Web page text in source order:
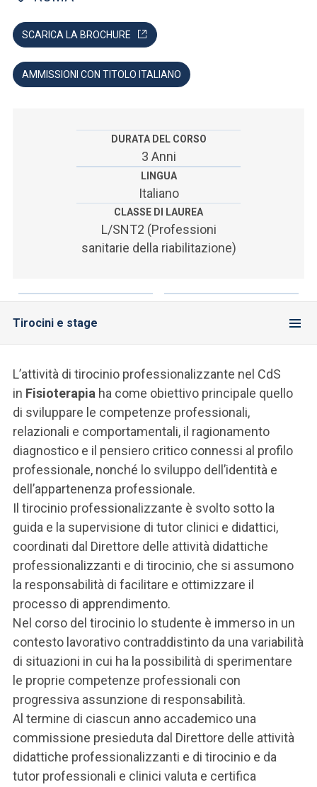
SEI UN DOCENTE O UN MEMBRO DELLO STAFF
ACCEDI A CLOUDMAIL
SCARICA LA BROCHURE
AMMISSIONI CON TITOLO ITALIANO
DURATA DEL CORSO
3 Anni
LINGUA
Italiano
CLASSE DI LAUREA
L/SNT2 (Professioni
sanitarie della riabilitazione)
Tirocini e stage
L’attività di tirocinio professionalizzante nel CdS
in Fisioterapia ha come obiettivo principale quello
di sviluppare le competenze professionali,
relazionali e comportamentali, il ragionamento
diagnostico e il pensiero critico connessi al profilo
professionale, nonché lo sviluppo dell’identità e
dell’appartenenza professionale.
Il tirocinio professionalizzante è svolto sotto la
guida e la supervisione di tutor clinici e didattici,
coordinati dal Direttore delle attività didattiche
professionalizzanti e di tirocinio, che si assumono
la responsabilità di facilitare e ottimizzare il
processo di apprendimento.
Nel corso del tirocinio lo studente è immerso in un
contesto lavorativo contraddistinto da una variabilità
di situazioni in cui ha la possibilità di sperimentare
le proprie competenze professionali con
progressiva assunzione di responsabilità.
Al termine di ciascun anno accademico una
commissione presieduta dal Direttore delle attività
didattiche professionalizzanti e di tirocinio e da
tutor professionali e clinici valuta e certifica